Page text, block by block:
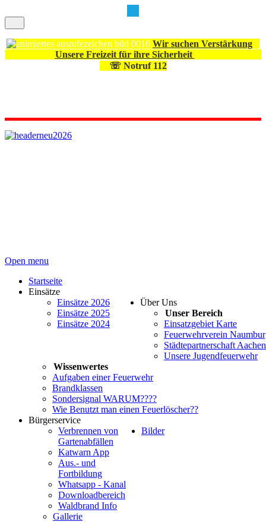
Wir suchen Verstärkung
Unsere Freizeit für ihre Sicherheit
☏ Notruf 112
Open menu
Startseite
Einsätze
Einsätze 2026
Einsätze 2025
Einsätze 2024
Über Uns
Unser Bereich
Einsatzgebiet Karte
Feuerwehrverein
Städtepartnerschaft
Unsere Jugendfeuerwehr
Wissenwertes
Aufgaben einer Feuerwehr
Brandklassen
Sondersignal WARUM????
Wie Benutzt man einen Feuerlöscher??
Bürgerservice
Verbrennen von
Gartenabfällen
Katwarn App
Aus.- und
Fortbildung
Whatsapp - Kanal
Downloadbereich
Waldbrand Info
Bilder
Gallerie